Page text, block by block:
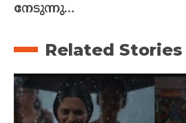
നേടുന്നു…
Related Stories